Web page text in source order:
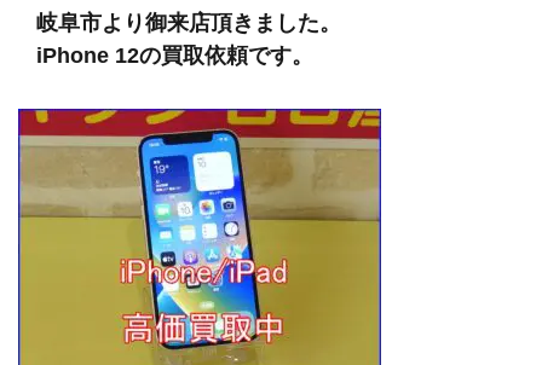
岐阜市より御来店頂きました。
iPhone 12の買取依頼です。